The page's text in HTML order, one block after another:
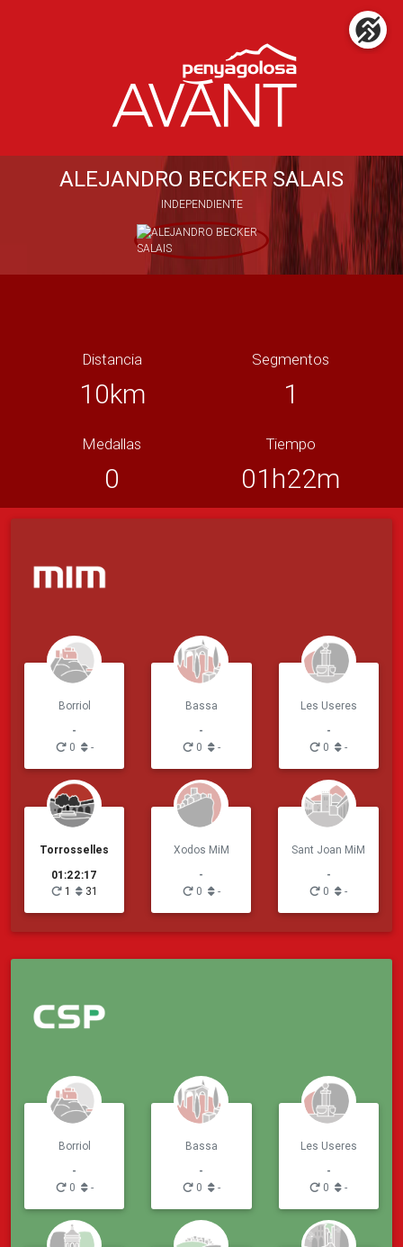
ALEJANDRO BECKER SALAIS
INDEPENDIENTE
Distancia
10km
Segmentos
1
Medallas
0
Tiempo
01h22m
Borriol
-
0
-
Bassa
-
0
-
Les Useres
-
0
-
Torrosselles
01:22:17
1
31
Xodos MiM
-
0
-
Sant Joan MiM
-
0
-
Borriol
-
0
-
Bassa
-
0
-
Les Useres
-
0
-